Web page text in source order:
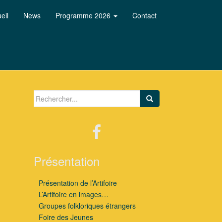
News Programme 2026 Contact
Search for:
Présentation
Présentation de l’Artifoire
L’Artifoire en images…
Groupes folkloriques étrangers
Foire des Jeunes